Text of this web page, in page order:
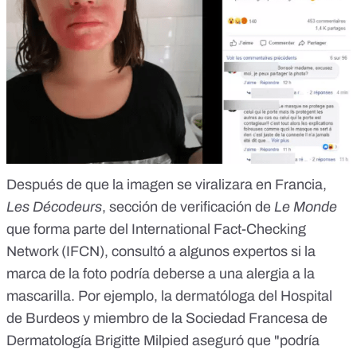
Después de que la imagen se viralizara en Francia,
Les Décodeurs, sección de verificación de Le Monde
que forma parte del International Fact-Checking
Network (IFCN), consultó a algunos expertos si la
marca de la foto podría deberse a una alergia a la
mascarilla. Por ejemplo, la dermatóloga del Hospital
de Burdeos y miembro de la Sociedad Francesa de
Dermatología Brigitte Milpied aseguró que "podría